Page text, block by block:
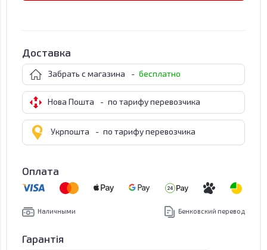
Доставка
Забрать с магазина - бесплатно
Нова Пошта - по тарифу перевозчика
Укрпошта - по тарифу перевозчика
Оплата
Наличными Бенковский перевод
Гарантія